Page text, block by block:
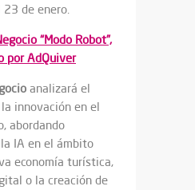
23 de enero.
“Modo Robot”,
por AdQuiver
analizará el
innovación en el
abordando
IA en el ámbito
economía turística,
o la creación de